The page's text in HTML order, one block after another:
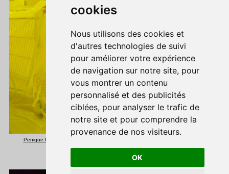
cookies
Nous utilisons des cookies et
d'autres technologies de suivi
pour améliorer votre expérience
de navigation sur notre site, pour
vous montrer un contenu
personnalisé et des publicités
ciblées, pour analyser le trafic de
notre site et pour comprendre la
provenance de nos visiteurs.
OK
Penique Productions – Ballon Jaune – 2021 © maxime dufour photographies